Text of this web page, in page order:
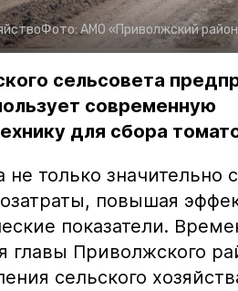
Фото:АМО «Приволжский
сельсовета
современную
для сбора
только значительно
повышая
показатели.
Приволжского
сельского